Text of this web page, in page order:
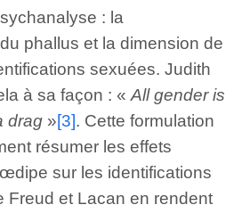
: la
phallus et la dimension de
sexuées. Judith
à sa façon : « All gender is
drag »[3]. Cette formulation
résumer les effets
sur les identifications
Freud et Lacan en rendent